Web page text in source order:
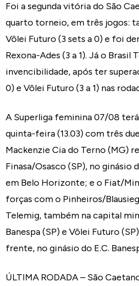
Foi a segunda vitória do São
quarto torneio, em três jogos:
Vôlei Futuro (3 sets a 0) e foi
Rexona-Ades (3 a 1). Já o Brasil
invencibilidade, após ter
0) e Vôlei Futuro (3 a 1) nas
A Superliga feminina 07/08
quinta-feira (13.03) com três
Mackenzie Cia do Terno (MG)
Finasa/Osasco (SP), no ginásio
em Belo Horizonte; e o Fiat/
forças com o Pinheiros/
Telemig, também na capital
Banespa (SP) e Vôlei Futuro
frente, no ginásio do E.C.
ÚLTIMA RODADA – São